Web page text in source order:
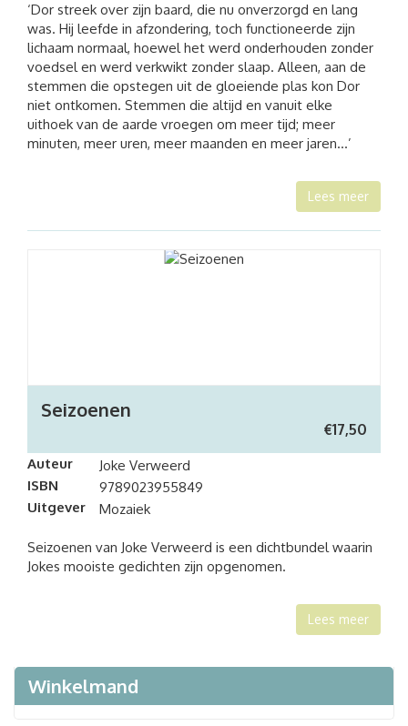
‘Dor streek over zijn baard, die nu onverzorgd en lang
was. Hij leefde in afzondering, toch functioneerde zijn
lichaam normaal, hoewel het werd onderhouden zonder
voedsel en werd verkwikt zonder slaap. Alleen, aan de
stemmen die opstegen uit de gloeiende plas kon Dor
niet ontkomen. Stemmen die altijd en vanuit elke
uithoek van de aarde vroegen om meer tijd; meer
minuten, meer uren, meer maanden en meer jaren…’
Lees meer
Seizoenen
€17,50
Auteur
Joke Verweerd
ISBN
9789023955849
Uitgever
Mozaiek
Seizoenen van Joke Verweerd is een dichtbundel waarin
Jokes mooiste gedichten zijn opgenomen.
Lees meer
Winkelmand